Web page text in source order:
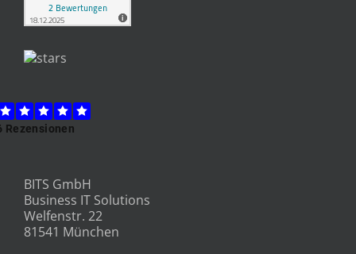
BITS GmbH
Business IT Solutions
Welfenstr. 22
81541 München